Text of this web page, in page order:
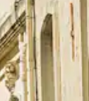
vers le bas